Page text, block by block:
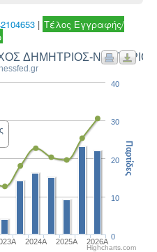
| Τέλος Εγγραφής/
ΔΗΜΗΤΡΙΟΣ-ΝΕΚΤΑΡΙΟΣ
2024A 2025A 2026A
0
10
20
30
40
Παρτίδες
Highcharts.com